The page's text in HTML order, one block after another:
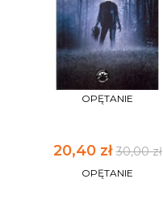
OPĘTANIE
20,40 zł30,00 zł
OPĘTANIE